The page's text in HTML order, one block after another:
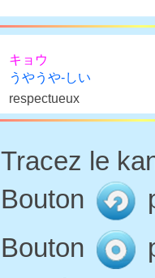
キョウ
うやうや-しい
respectueux
Tracez le
Bouton
Bouton